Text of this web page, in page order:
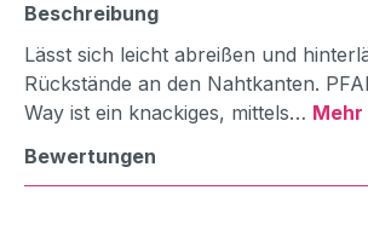
Beschreibung
Lässt sich leicht abreißen und
Rückstände an den Nahtkanten.
Way ist ein knackiges, mittels… Mehr
Bewertungen